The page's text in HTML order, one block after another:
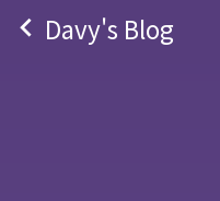
navigate_before Davy's Blog